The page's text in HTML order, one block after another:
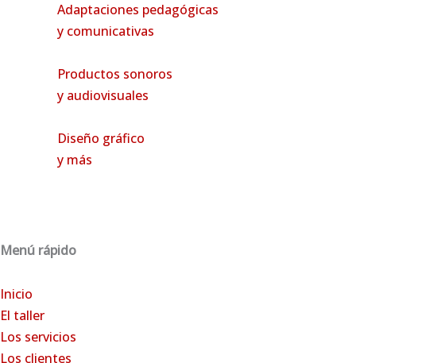
Adaptaciones pedagógicas
y comunicativas
Productos sonoros
y audiovisuales
Diseño gráfico
y más
Menú rápido
Inicio
El taller
Los servicios
Los clientes